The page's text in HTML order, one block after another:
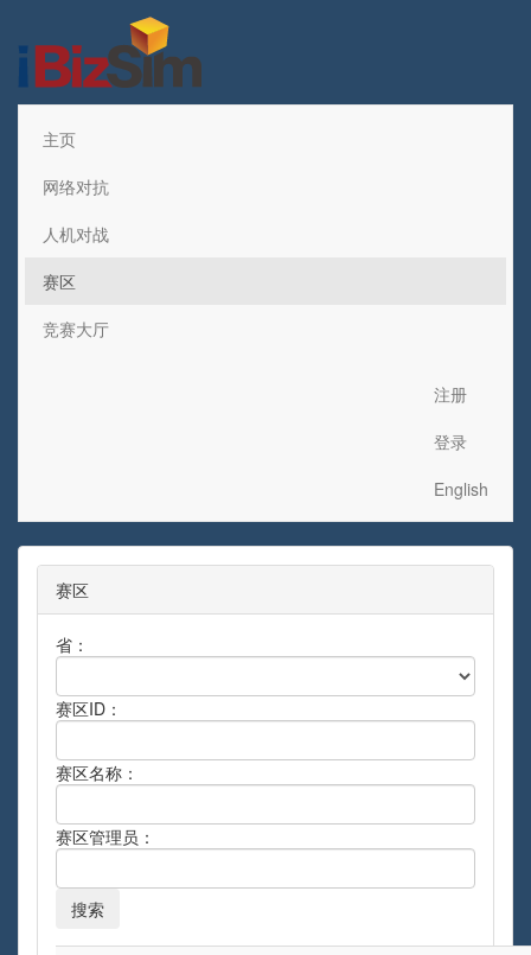
主页
网络对抗
人机对战
赛区
竞赛大厅
注册
登录
English
赛区
省：
赛区ID：
赛区名称：
赛区管理员：